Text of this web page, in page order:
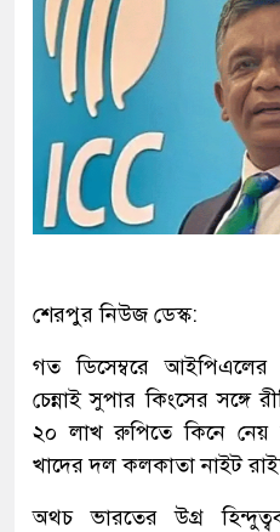
শেরপুর নিউজ ডেস্ক:
গত ডিসেম্বরে আইপিএলের
চেন্নাই সুপার কিংসের সঙ্গে
২০ লাখ রুপিতে কিনে নেয়
খাদের দল কলকাতা নাইট
অথচ ভারতের উগ্র